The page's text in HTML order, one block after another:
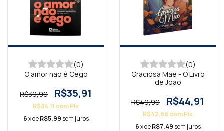
(0)
O amor não é Cego
R$39,90 R$35,91
R$34,11 comPix
6x deR$5,99 sem juros
(0)
Graciosa Mãe - O Livro
de João
R$49,90 R$44,91
R$42,66 comPix
6x deR$7,49 sem juros